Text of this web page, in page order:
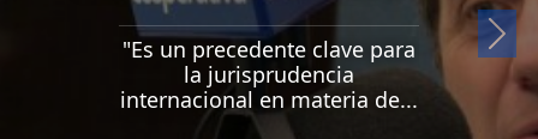
"Es un precedente clave para
la jurisprudencia
internacional en materia de...